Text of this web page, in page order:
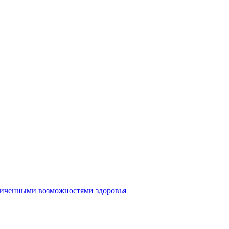
возможностями здоровья